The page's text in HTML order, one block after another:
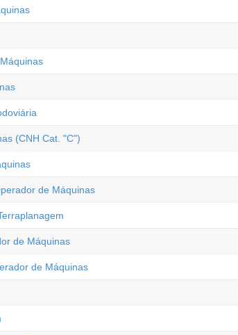
(CNH Cat. "C")
de Máquinas
de Máquinas
de Máquinas